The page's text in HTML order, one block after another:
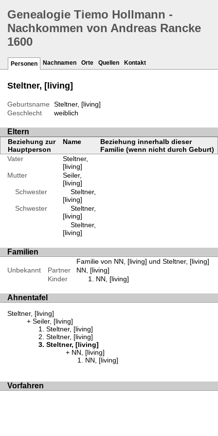
Genealogie Tiemo Hollmann -
Nachkommen von Andreas Rancke
1600
Personen Nachnamen Orte Quellen Kontakt
Steltner, [living]
Geburtsname
Steltner, [living]
Geschlecht
weiblich
Eltern
Beziehung zur
Hauptperson
Name
Beziehung innerhalb dieser
Familie (wenn nicht durch Geburt)
Vater
Steltner,
[living]
Mutter
Seiler,
[living]
Schwester
Steltner,
[living]
Schwester
Steltner,
[living]
Steltner,
[living]
Familien
Familie von NN, [living] und Steltner, [living]
Unbekannt
Partner
NN, [living]
Kinder
NN, [living]
Ahnentafel
Steltner, [living]
Seiler, [living]
Steltner, [living]
Steltner, [living]
Steltner, [living]
NN, [living]
NN, [living]
Vorfahren